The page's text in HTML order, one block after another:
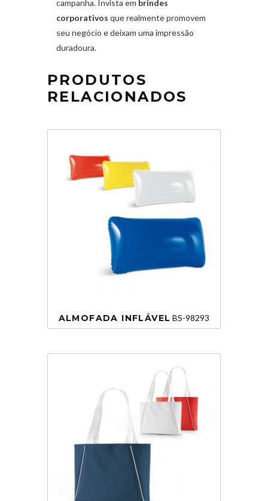
campanha. Invista em brindes
corporativos que realmente promovem
seu negócio e deixam uma impressão
duradoura.
PRODUTOS
RELACIONADOS
ALMOFADA INFLÁVEL BS-98293